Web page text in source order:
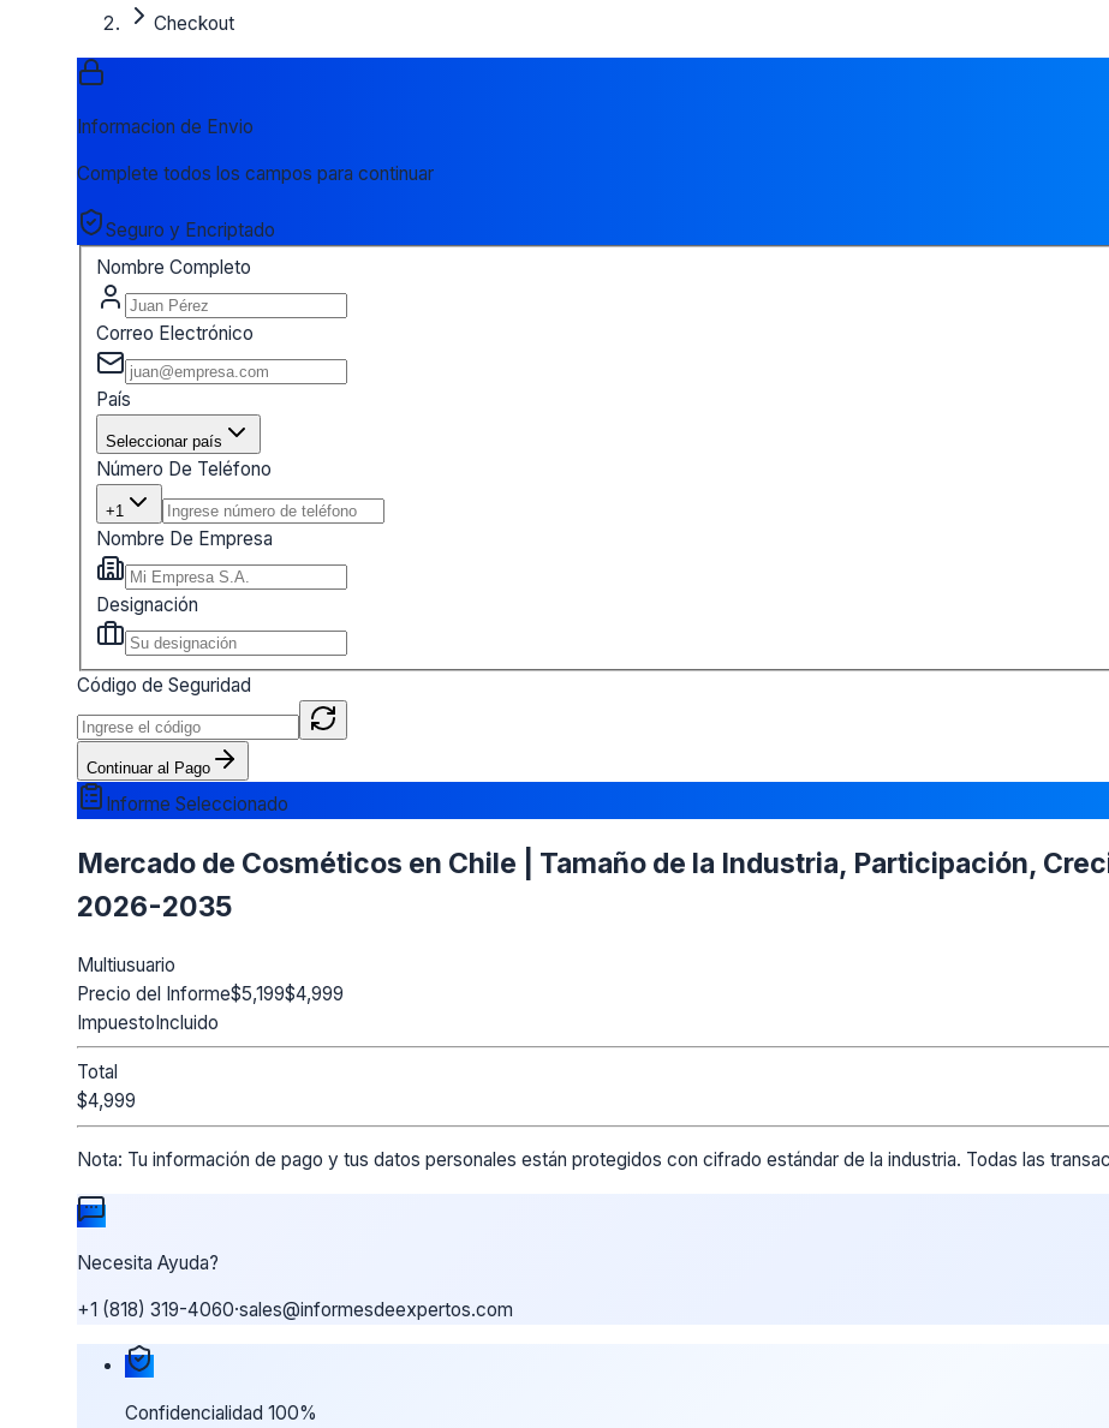
Checkout
Informacion de Envio
Complete todos los campos para continuar
Seguro y Encriptado
Nombre Completo
Correo Electrónico
País
Seleccionar país
Número De Teléfono
+1
Nombre De Empresa
Designación
Código de Seguridad
Continuar al Pago
Informe Seleccionado
Mercado de Cosméticos en Chile | Tamaño de la Industria, Participación,
2026-2035
Multiusuario
Precio del Informe$5,199$4,999
ImpuestoIncluido
Total
$4,999
Nota: Tu información de pago y tus datos personales están protegidos con cifrado estándar de la industria. Todas las
Necesita Ayuda?
+1 (818) 319-4060·sales@informesdeexpertos.com
Nuestras garantías de compra
Confidencialidad 100%